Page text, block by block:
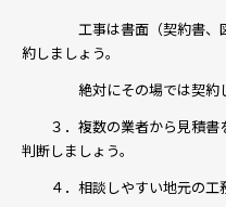
工事は書面（契約書、図
約しましょう。
絶対にその場では契約し
３．複数の業者から見積書
判断しましょう。
４．相談しやすい地元の工